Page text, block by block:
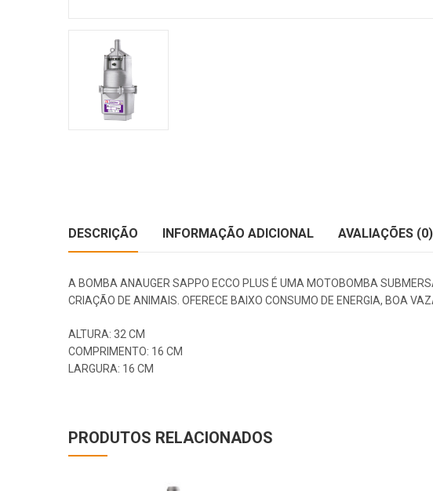
DESCRIÇÃO INFORMAÇÃO ADICIONAL AVALIAÇÕES (0)
A BOMBA ANAUGER SAPPO ECCO PLUS É UMA MOTOBOMBA
CRIAÇÃO DE ANIMAIS. OFERECE BAIXO CONSUMO DE ENERGIA, BOA
ALTURA: 32 CM
COMPRIMENTO: 16 CM
LARGURA: 16 CM
PRODUTOS RELACIONADOS